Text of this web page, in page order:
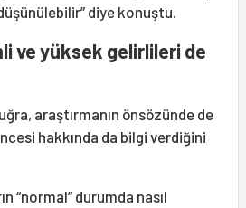
diye konuştu.
ve yüksek gelirlileri de
araştırmanın önsözünde de
hakkında da bilgi verdiğini
“normal” durumda nasıl